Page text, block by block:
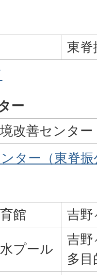
東脊
ー
改善センター
ター（東脊
館
吉野
プール
吉野
多